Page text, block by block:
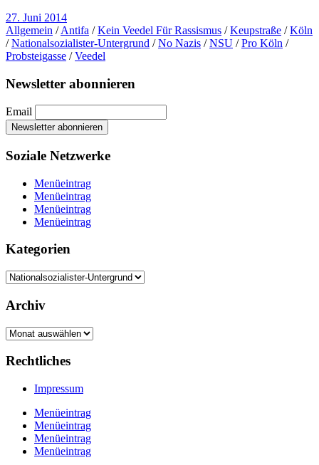
27. Juni 2014
Allgemein /Antifa /Kein Veedel Für Rassismus /Keupstraße /Köln
/Nationalsozialister-Untergrund /No Nazis /NSU /Pro Köln /
Probsteigasse /Veedel
Newsletter abonnieren
Email
Soziale Netzwerke
Menüeintrag
Menüeintrag
Menüeintrag
Menüeintrag
Kategorien
Kategorien
Archiv
Archiv
Rechtliches
Impressum
Menüeintrag
Menüeintrag
Menüeintrag
Menüeintrag